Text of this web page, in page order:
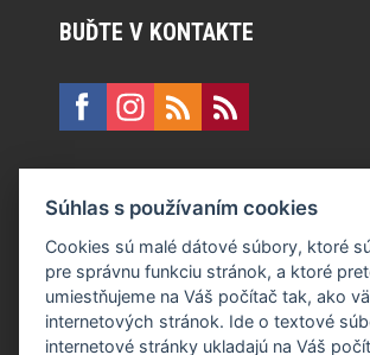
BUĎTE V KONTAKTE
E:recepcia@formfactory.sk
Form Factory Slovakia s.r.o., Ružová dolina
Bratislava
Súhlas s používaním cookies
Cookies sú malé dátové súbory, ktoré
pre správnu funkciu stránok, a ktoré
umiestňujeme na Váš počítač tak, ako
internetových stránok. Ide o textové
internetové stránky ukladajú na Váš